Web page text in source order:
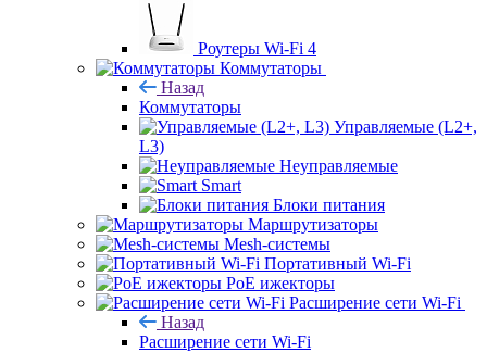
Роутеры Wi-Fi 4
Коммутаторы
Назад
Коммутаторы
Управляемые (L2+,
L3)
Неуправляемые
Smart
Блоки питания
Маршрутизаторы
Mesh-системы
Портативный Wi-Fi
PoE ижекторы
Расширение сети Wi‑Fi
Назад
Расширение сети Wi‑Fi